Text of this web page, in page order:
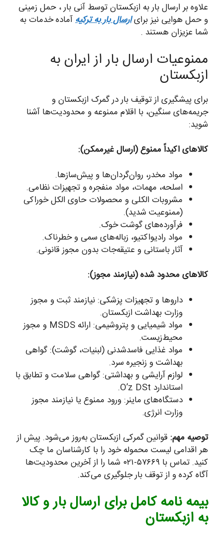
علاوه بر ارسال بار به ازبکستان توسط آنی بار ، حمل زمینی
و حمل هوایی نیز برایارسال بار به ترکیهآماده خدمات به
شما عزیزان هستند .
ممنوعیات ارسال بار از ایران به
ازبکستان
برای پیشگیری از توقیف بار در گمرک ازبکستان و
جریمه‌های سنگین، با اقلام ممنوعه و محدودیت‌ها آشنا
شوید:
کالاهای اکیداً ممنوع (ارسال غیرممکن):
مواد مخدر، روان‌گردان‌ها و پیش‌سازها.
اسلحه، مهمات، مواد منفجره و تجهیزات نظامی.
مشروبات الکلی و محصولات حاوی الکل خوراکی
(ممنوعیت شدید).
فرآورده‌های گوشت خوک.
مواد رادیواکتیو، زباله‌های سمی و خطرناک.
آثار باستانی و عتیقه‌جات بدون مجوز قانونی.
کالاهای محدود شده (نیازمند مجوز):
داروها و تجهیزات پزشکی: نیازمند ثبت و مجوز
وزارت بهداشت ازبکستان.
مواد شیمیایی و پتروشیمی: ارائه MSDS و مجوز
محیط‌زیست.
مواد غذایی فاسدشدنی (لبنیات، گوشت): گواهی
بهداشت و زنجیره سرد.
لوازم آرایشی و بهداشتی: گواهی سلامت و تطابق با
استاندارد O’z DSt.
دستگاه‌های ماینر: ورود ممنوع یا نیازمند مجوز
وزارت انرژی.
توصیه مهم: قوانین گمرکی ازبکستان به‌روز می‌شود. پیش از
هر اقدامی لیست محموله خود را با کارشناسان ما چک
کنید. تماس با ۵۷۶۶۹-۰۲۱ شما را از آخرین محدودیت‌ها
آگاه کرده و از توقف بار جلوگیری می‌کند.
بیمه نامه کامل برای ارسال بار و کالا
به ازبکستان